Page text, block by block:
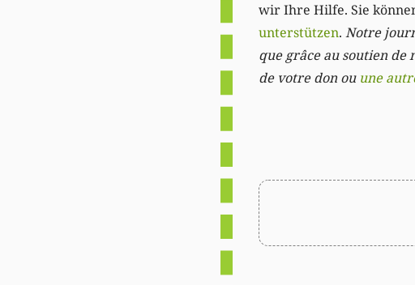
wir Ihre Hilfe. Sie
unterstützen. Notre
que grâce au soutien de
de votre don ou une